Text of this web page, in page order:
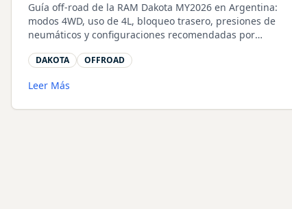
Guía off-road de la RAM Dakota MY2026 en Argentina:
modos 4WD, uso de 4L, bloqueo trasero, presiones de
neumáticos y configuraciones recomendadas por
DAKOTA OFFROAD
Leer Más